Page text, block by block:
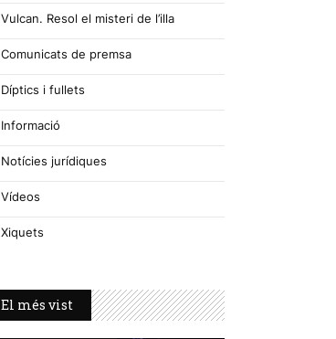
Vulcan. Resol el misteri de l’illa
Comunicats de premsa
Díptics i fullets
Informació
Notícies jurídiques
Vídeos
Xiquets
El més vist